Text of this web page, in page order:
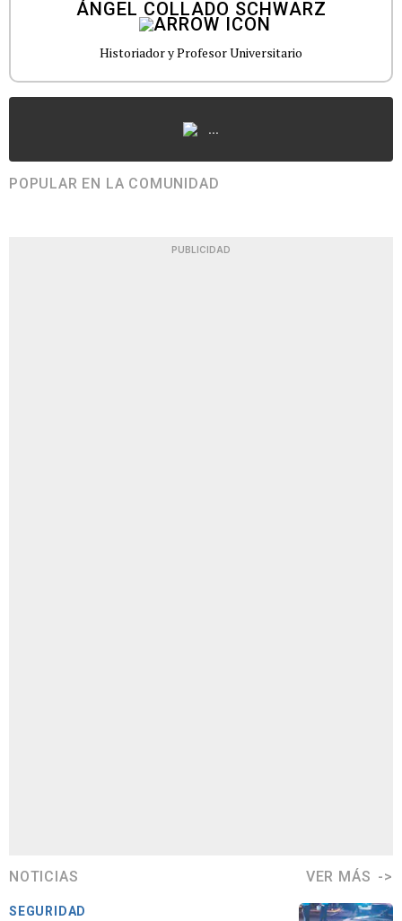
ÁNGEL COLLADO SCHWARZ
Historiador y Profesor Universitario
...
POPULAR EN LA COMUNIDAD
PUBLICIDAD
NOTICIAS VER MÁS
SEGURIDAD